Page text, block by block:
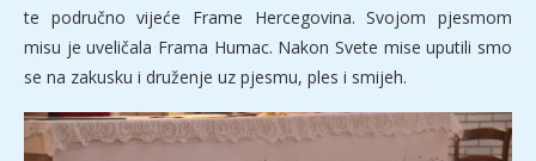
te područno vijeće Frame Hercegovina. Svojom pjesmom
misu je uveličala Frama Humac. Nakon Svete mise uputili smo
se na zakusku i druženje uz pjesmu, ples i smijeh.